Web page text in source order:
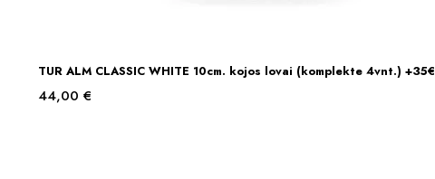
Į KREPŠELĮ
TUR ALM CLASSIC WHITE 10cm. kojos lovai (komplekte 4vnt.) +35€
44,00 €